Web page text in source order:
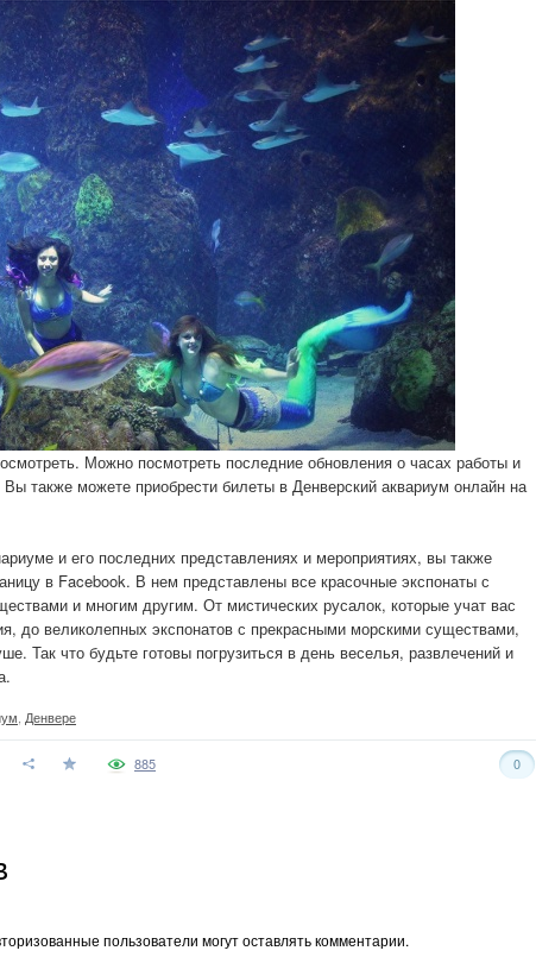
Можно посмотреть последние обновления о часах работы и
Вы также можете приобрести билеты в Денверский аквариум онлайн на
и его последних представлениях и мероприятиях, вы также
в Facebook. В нем представлены все красочные экспонаты с
и многим другим. От мистических русалок, которые учат вас
до великолепных экспонатов с прекрасными морскими существами,
Так что будьте готовы погрузиться в день веселья, развлечений и
Денвере
0
885
пользователи могут оставлять комментарии.